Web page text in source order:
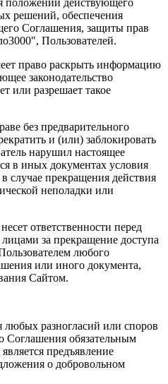
положений действующего
решений, обеспечения
Соглашения, защиты прав
Пользователей.
право раскрыть информацию
законодательство
или разрешает такое
без предварительного
и (или) заблокировать
нарушил настоящее
в иных документах условия
случае прекращения действия
неполадки или
ответственности перед
за прекращение доступа
любого
или иного документа,
Сайтом.
любых разногласий или споров
Соглашения обязательным
предъявление
о добровольном